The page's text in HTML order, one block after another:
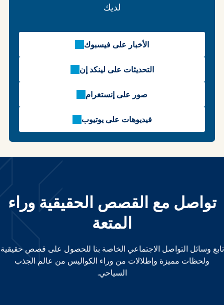
لديك
الأخبار على فيسبوك
التحديثات على لينكد إن
صور على إنستغرام
فيديوهات على يوتيوب
تواصل مع القصص الحقيقية وراء
المتعة
تابع وسائل التواصل الاجتماعي الخاصة بنا للحصول على قصص حقيقية
ولحظات مميزة وإطلالات من وراء الكواليس من عالم الجذب
السياحي.